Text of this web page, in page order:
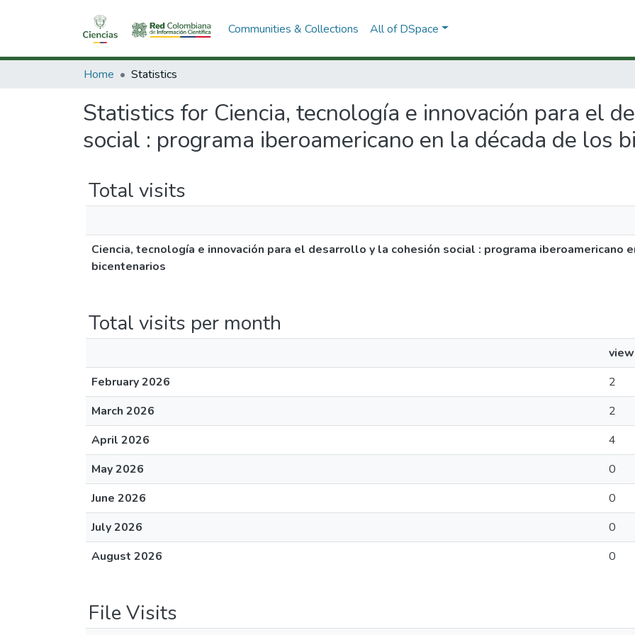
Communities & Collections All of DSpace
Home Statistics
Statistics for Ciencia, tecnología e innovación para el
social : programa iberoamericano en la década de los
Total visits
Ciencia, tecnología e innovación para el desarrollo y la cohesión social : programa iberoamericano
bicentenarios
Total visits per month
February 2026
2
March 2026
2
April 2026
4
May 2026
0
June 2026
0
July 2026
0
August 2026
0
File Visits